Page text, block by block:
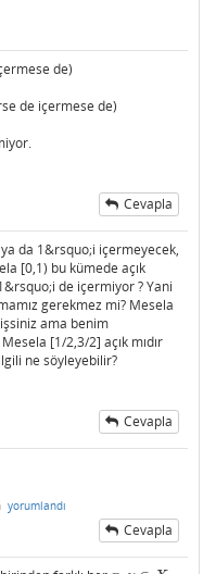
de)
de içermese de)
Cevapla
da 1&rsquo;i içermeyecek,
[0,1) bu kümede açık
de içermiyor ? Yani
gerekmez mi? Mesela
ama benim
[1/2,3/2] açık mıdır
ne söyleyebilir?
Cevapla
yorumlandı
Cevapla